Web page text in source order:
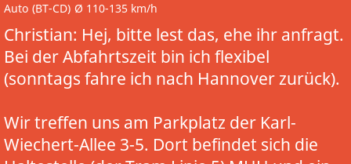
Auto (BT-CD) Ø 110-135 km/h
Christian: Hej, bitte lest das, ehe ihr anfragt.
Bei der Abfahrtszeit bin ich flexibel
(sonntags fahre ich nach Hannover zurück).
Wir treffen uns am Parkplatz der Karl-
Wiechert-Allee 3-5. Dort befindet sich die